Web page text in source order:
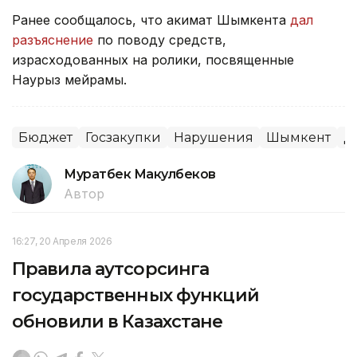
Ранее сообщалось, что акимат Шымкента дал
разъяснение по поводу средств,
израсходованных на ролики, посвященные
Наурыз мейрамы.
Бюджет Госзакупки Нарушения Шымкент
Муратбек Макулбеков
Автор
16:27, 20 Апреля 2026
Правила аутсорсинга
государственных функций
обновили в Казахстане